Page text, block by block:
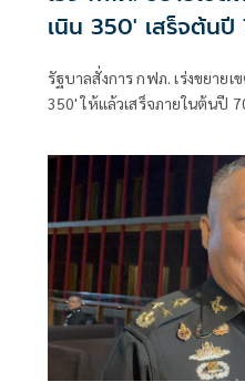
เนิน 350' เสร็จต้นปี
รัฐบาลสั่งการ กฟภ. เร่งขยาย
350' ให้แล้วเสร็จภายในต้นปี